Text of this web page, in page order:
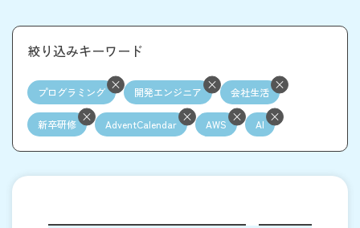
絞り込みキーワード
プログラミング 開発エンジニア 会社生活
新卒研修 AdventCalendar AWS AI